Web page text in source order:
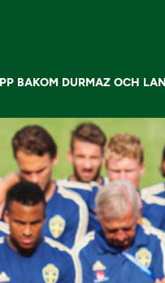
BAKOM DURMAZ OCH